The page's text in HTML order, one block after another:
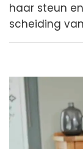
haar steun
scheiding